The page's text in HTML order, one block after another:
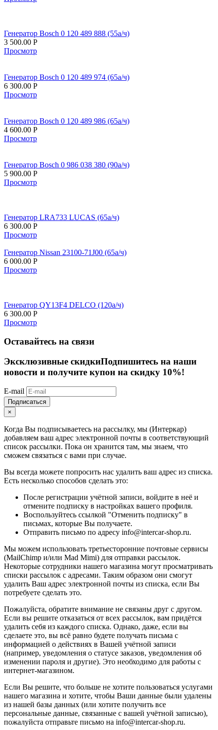
Генератор Bosch 0 120 489 888 (55а/ч)
3 500.00 Р
Просмотр
Генератор Bosch 0 120 489 974 (65а/ч)
6 300.00 Р
Просмотр
Генератор Bosch 0 120 489 986 (65а/ч)
4 600.00 Р
Просмотр
Генератор Bosch 0 986 038 380 (90а/ч)
5 900.00 Р
Просмотр
Генератор LRA733 LUCAS (65а/ч)
6 300.00 Р
Просмотр
Генератор Nissan 23100-71J00 (65а/ч)
6 000.00 Р
Просмотр
Генератор QY13F4 DELCO (120а/ч)
6 300.00 Р
Просмотр
Оставайтесь на связи
Эксклюзивные скидкиПодпишитесь на наши
новости и получите купон на скидку 10%!
E-mail
Подписаться
×
Когда Вы подписываетесь на рассылку, мы (Интеркар)
добавляем ваш адрес электронной почты в соответствующий
список рассылки. Пока он хранится там, мы знаем, что
сможем связаться с вами при случае.
Вы всегда можете попросить нас удалить ваш адрес из списка.
Есть несколько способов сделать это:
После регистрации учётной записи, войдите в неё и
отмените подписку в настройках вашего профиля.
Воспользуйтесь ссылкой "Отменить подписку" в
письмах, которые Вы получаете.
Отправить письмо по адресу info@intercar-shop.ru.
Мы можем использовать третьесторонние почтовые сервисы
(MailChimp и/или Mad Mimi) для отправки рассылок.
Некоторые сотрудники нашего магазина могут просматривать
списки рассылок с адресами. Таким образом они смогут
удалить Ваш адрес электронной почты из списка, если Вы
потребуете сделать это.
Пожалуйста, обратите внимание не связаны друг с другом.
Если вы решите отказаться от всех рассылок, вам придётся
удалить себя из каждого списка. Однако, даже, если вы
сделаете это, вы всё равно будете получать письма с
информацией о действиях в Вашей учётной записи
(например, уведомления о статусе заказов, уведомления об
изменении пароля и другие). Это необходимо для работы с
интернет-магазином.
Если Вы решите, что больше не хотите пользоваться услугами
нашего магазина и хотите, чтобы Ваши данные были удалены
из нашей базы данных (или хотите получить все
персональные данные, связанные с вашей учётной записью),
пожалуйста отправьте письмо на info@intercar-shop.ru.